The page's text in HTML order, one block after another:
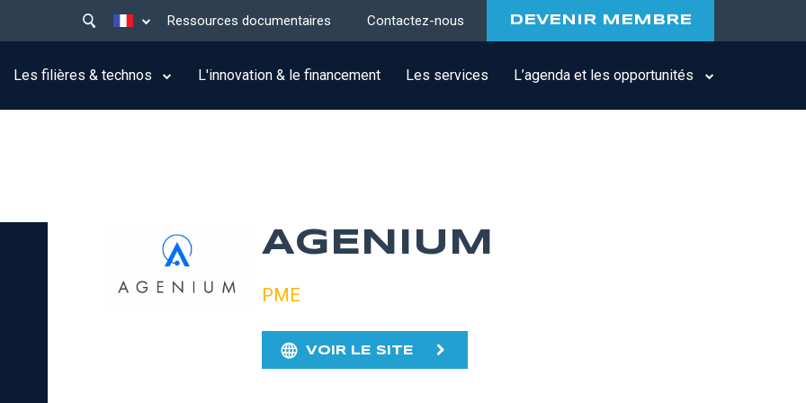
Lister les actions supplémentaires
menu
top
Ressources documentaires Contactez-nous DEVENIR MEMBRE
Les filières & technos L'innovation & le financement Les services L’agenda et les opportunités
AGENIUM
PME
VOIR LE SITE